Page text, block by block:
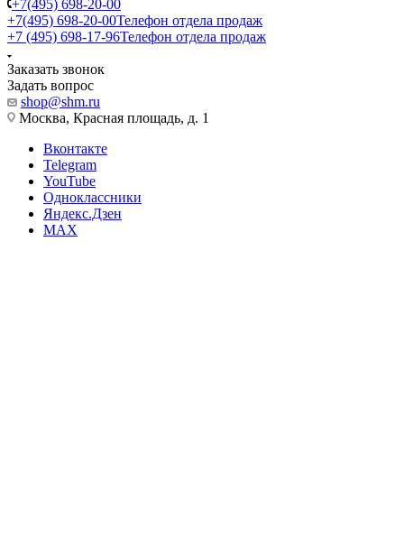
+7(495) 698-20-00
+7(495) 698-20-00Телефон отдела продаж
+7 (495) 698-17-96Телефон отдела продаж
Заказать звонок
Задать вопрос
shop@shm.ru
Москва, Красная площадь, д. 1
Вконтакте
Telegram
YouTube
Одноклассники
Яндекс.Дзен
MAX